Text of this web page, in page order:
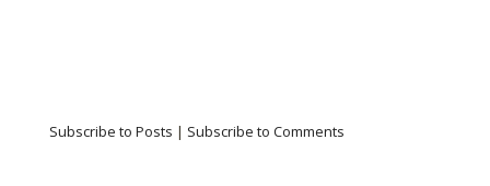
Subscribe to Posts | Subscribe to Comments